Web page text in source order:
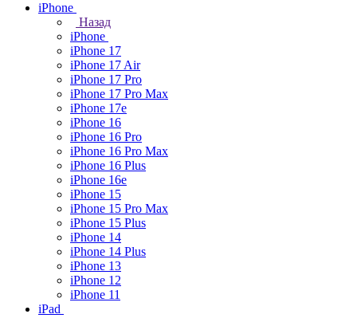
iPhone
Назад
iPhone
iPhone 17
iPhone 17 Air
iPhone 17 Pro
iPhone 17 Pro Max
iPhone 17e
iPhone 16
iPhone 16 Pro
iPhone 16 Pro Max
iPhone 16 Plus
iPhone 16e
iPhone 15
iPhone 15 Pro Max
iPhone 15 Plus
iPhone 14
iPhone 14 Plus
iPhone 13
iPhone 12
iPhone 11
iPad